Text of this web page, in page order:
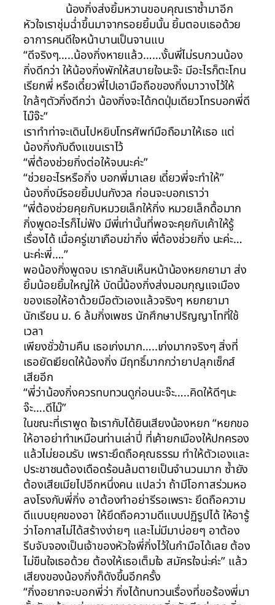
น้องกิ่งส่งยิ้มหวานขอบคุณเราซ้ำมาอีก
หัวใจเราชุ่มฉ่ำขึ้นมาจากรอยยิ้มนั้น ยิ้มตอบเธอด้วย
อาการคนดีใจหน้าบานเป็นจานแบ
“ดีจริงๆ…..น้องกิ่งหายแล้ว……งั้นพี่ไม่รบกวนน้อง
กิ่งดีกว่า ให้น้องกิ่งพักให้สบายใจนะจ๊ะ มีอะไรก็ตะโกน
เรียกพี่ หรือเดี๋ยวพี่ไปเอามือถือของกิ่งมาวางไว้ให้
ใกล้ๆตัวกิ่งดีกว่า น้องกิ่งจะได้กดปุ่มเดียวโทรบอกพี่ดี
ไม๊จ๊ะ”
เราทำท่าจะเดินไปหยิบโทรศัพท์มือถือมาให้เธอ แต่
น้องกิ่งกับดึงแขนเราไว้
“พี่ต้องช่วยกิ่งต่อให้จบนะค่ะ”
“ช่วยอะไรหรือกิ่ง บอกพี่มาเลย เดี๋ยวพี่จะทำให้”
น้องกิ่งมีรอยยิ้มปนกังวล ก่อนจะบอกเราว่า
“พี่ต้องช่วยคุยกับหมวยเล็กให้กิ่ง หมวยเล็กดื้อมาก
กิ่งพูดอะไรก็ไม่ฟัง มีพี่เท่านั้นที่พอจะคุยกับเค้าให้รู้
เรื่องได้ เมื่อครู่เขาเกือบฆ่ากิ่ง พี่ต้องช่วยกิ่ง นะค่ะ…
นะค่ะพี่….”
พอน้องกิ่งพูดจบ เรากลับเห็นหน้าน้องหยกยามา ส่ง
ยิ้มน้อยยิ้มใหญ่ให้ บัดนี้น้องกิ่งส่งมอมกุญแจเมือง
ของเธอให้อาด้วยมือตัวเองแล้วจริงๆ หยกยามา
นักเรียน ม. 6 ล้มกิ่งเพชร นักศึกษาปริญญาโทที่ใช้
เวลา
เพียงชั่วข้ามคืน เธอเก่งมาก…..เก่งมากจริงๆ สิ่งที่
เธอยัดเยียดให้น้องกิ่ง มีฤทธิ์มากกว่ายาปลุกเซ็กส์
เสียอีก
“พี่ว่าน้องกิ่งควรทบทวนดูก่อนนะจ๊ะ…..คิดให้ดีๆนะ
จ๊ะ….ดีไม๊”
ในขณะที่เราพูด ใจเรากับได้ยินเสียงน้องหยก “หยกขอ
ให้อาอย่าทำเหมือนท่านเล่าปี่ ที่เค้ายกเมืองให้ปกครอง
แล้วไม่ยอมรับ เพราะยึดถือคุณธรรม ทำให้ตัวเองและ
ประชาชนต้องเดือดร้อนล้มตายเป็นจำนวนมาก ซ้ำยัง
ต้องเสียเมียไปอีกหนึ่งคน แปลว่า ถ้ามีโอกาสร่วมหอ
ลงโรงกับพี่กิ่ง อาต้องทำอย่ารีรอเพราะ ยึดถือความ
ดีแบบยุคของอา ให้ยึดถือความดีแบบปฏิรูปได้ ให้อารู้
ว่าโอกาสไม่ได้สร้างง่ายๆ และไม่มีมาบ่อยๆ อาต้อง
รีบจับจองเป็นเจ้าของหัวใจพี่กิ่งไว้ในกำมือได้เลย ต้อง
ไม่ขืนใจเธอด้วย ต้องให้เธอเต็มใจ สมัครใจน่ะค่ะ” แล้ว
เสียงของน้องกิ่งก็ดังขึ้นอีกครั้ง
“กิ่งอยากจะบอกพี่ว่า กิ่งได้ทบทวนเรื่องที่ขอร้องพี่มา